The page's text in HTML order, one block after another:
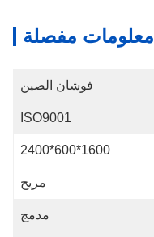
معلومات مفصلة
فوشان الصين
ISO9001
1600*600*2400
مريح
مدمج